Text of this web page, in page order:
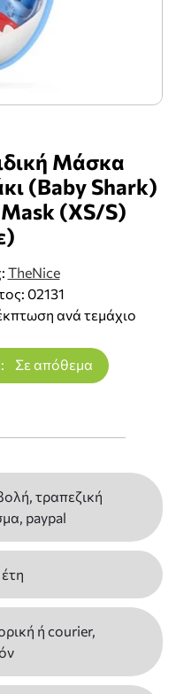
Μάσκα
(Baby Shark)
(XS/S)
TheNice
02131
ανά τεμάχιο
Σε απόθεμα
τραπεζική
paypal
ή courier,